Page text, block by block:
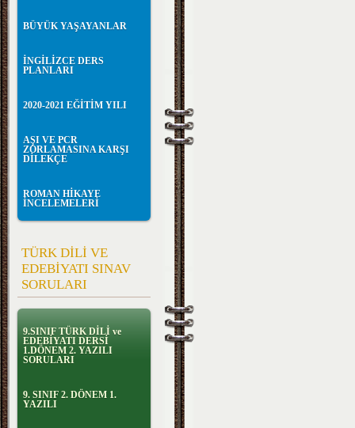
BÜYÜK YAŞAYANLAR
İNGİLİZCE DERS
PLANLARI
2020-2021 EĞİTİM YILI
AŞI VE PCR
ZORLAMASINA KARŞI
DİLEKÇE
ROMAN HİKAYE
İNCELEMELERİ
TÜRK DİLİ VE
EDEBİYATI SINAV
SORULARI
9.SINIF TÜRK DİLİ ve
EDEBİYATI DERSİ
1.DÖNEM 2. YAZILI
SORULARI
9. SINIF 2. DÖNEM 1.
YAZILI